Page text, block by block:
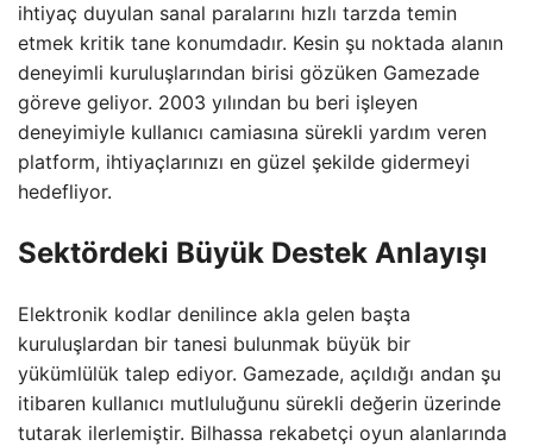
ihtiyaç duyulan sanal paralarını hızlı tarzda temin
etmek kritik tane konumdadır. Kesin şu noktada alanın
deneyimli kuruluşlarından birisi gözüken Gamezade
göreve geliyor. 2003 yılından bu beri işleyen
deneyimiyle kullanıcı camiasına sürekli yardım veren
platform, ihtiyaçlarınızı en güzel şekilde gidermeyi
hedefliyor.
Sektördeki Büyük Destek Anlayışı
Elektronik kodlar denilince akla gelen başta
kuruluşlardan bir tanesi bulunmak büyük bir
yükümlülük talep ediyor. Gamezade, açıldığı andan şu
itibaren kullanıcı mutluluğunu sürekli değerin üzerinde
tutarak ilerlemiştir. Bilhassa rekabetçi oyun alanlarında